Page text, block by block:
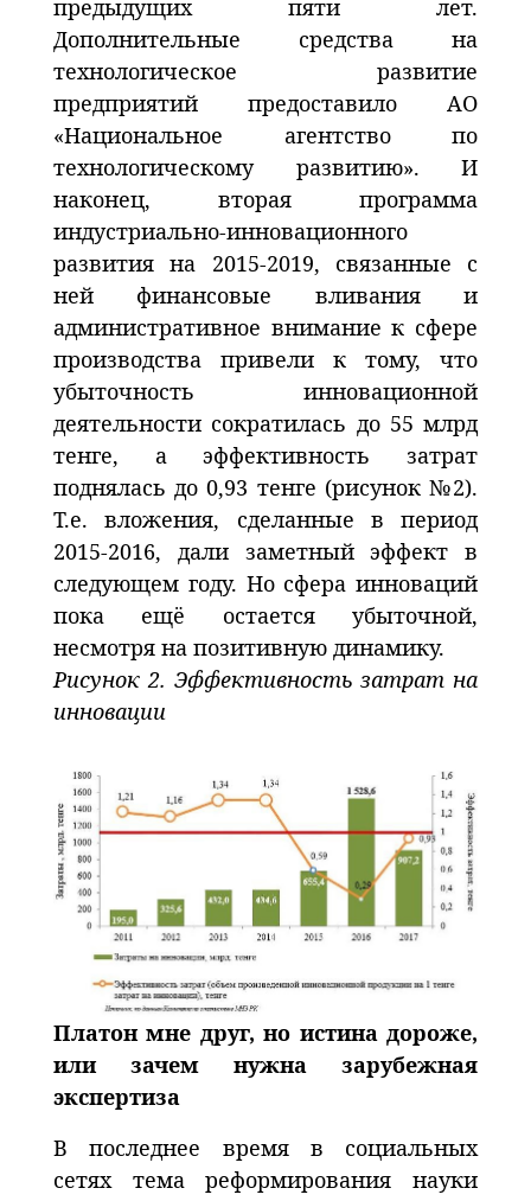
предыдущих пяти лет.
Дополнительные средства на
технологическое развитие
предприятий предоставило АО
«Национальное агентство по
технологическому развитию». И
наконец, вторая программа
индустриально-инновационного
развития на 2015-2019, связанные с
ней финансовые вливания и
административное внимание к сфере
производства привели к тому, что
убыточность инновационной
деятельности сократилась до 55 млрд
тенге, а эффективность затрат
поднялась до 0,93 тенге (рисунок №2).
Т.е. вложения, сделанные в период
2015-2016, дали заметный эффект в
следующем году. Но сфера инноваций
пока ещё остается убыточной,
несмотря на позитивную динамику.
Рисунок 2. Эффективность затрат на
инновации
Платон мне друг, но истина дороже,
или зачем нужна зарубежная
экспертиза
В последнее время в социальных
сетях тема реформирования науки